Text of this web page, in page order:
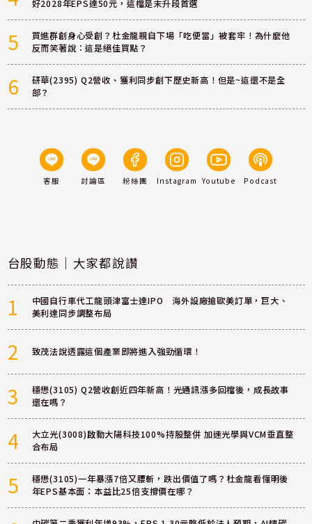
好2028年EPS達50元，這檔是末升段首選
5
買進群創身心受創？杜金龍親自下場「吃便當」被套牢！為什麼他
反而笑著說：這是絕佳買點？
6
研華(2395) Q2營收、獲利同步創下歷史新高！但是~這還不是全
部？
客服 討論區 粉絲團 Instagram Youtube Podcast
台股動態｜大家都說讚
1
中國自行車代工龍頭津富士達IPO 海外設廠搶歐美訂單，巨大、
美利達同步調整布局
2 致茂法說透露這個產業即將進入強勁循環！
3
穩懋(3105) Q2營收創近四年新高！光通訊漲多回檔後，成長故事
還在嗎？
4
大立光(3008)啟動大陽科技100%持股整併 加速光學與VCM垂直整
合布局
5
穩懋(3105)一年暴漲7倍又腰斬，跌出價值了嗎？杜金龍看懂明後
年EPS基本面：本益比25倍支撐價在哪？